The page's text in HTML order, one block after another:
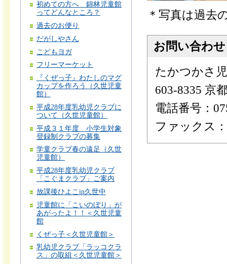
初めての方へ 錦林児童館
ってどんなところ？
過去のお便り
だがしやさん
こどもヨガ
フリーマーケット
『くぜっ子』わたしのマグ
カップを作ろう（久世児童
館）
平成28年度乳幼児クラブに
ついて（久世児童館）
平成３１年度 小学生対象
登録制クラブの募集
学童クラブ春の遠足（久世
児童館）
平成28年度乳幼児クラブ
「こぐまクラブ」ご案内
放課後ひよこin久世中
児童館に「こいのぼり」が
あがったよ！！＜久世児童
館
くぜっ子＜久世児童館＞
乳幼児クラブ「ラッコクラ
ス」の取組＜久世児童館＞
＊写真は過去
お問い合わせ
たかつかさ
603-8335 京
電話番号：
ファックス